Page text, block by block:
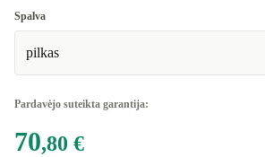
Spalva
pilkas
Pardavėjo suteikta garantija:
70,80 €